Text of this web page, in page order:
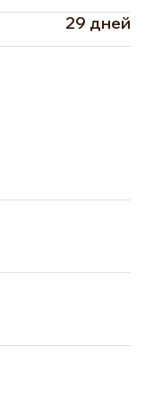
29 дней